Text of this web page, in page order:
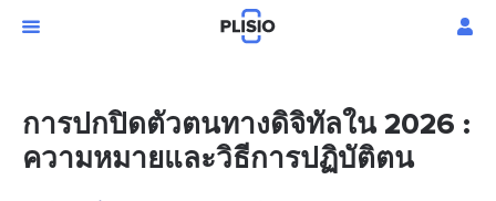
การปกปิดตัวตนทางดิจิทัลใน 2026 :
ความหมายและวิธีการปฏิบัติตน